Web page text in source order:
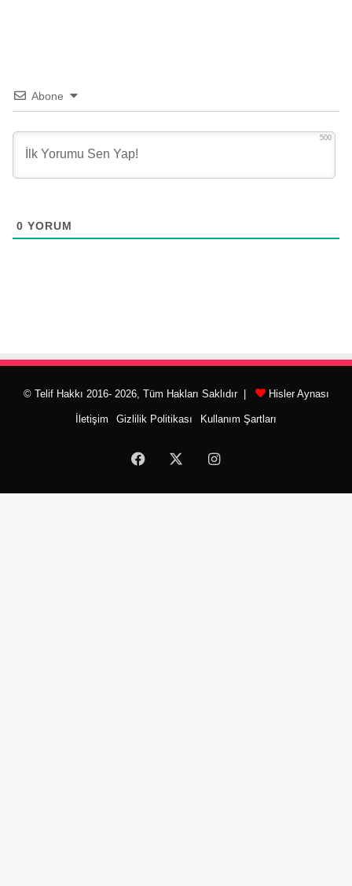
Abone
500
0 YORUM
© Telif Hakkı 2016- 2026, Tüm Hakları Saklıdır | Hisler Aynası
İletişim Gizlilik Politikası Kullanım Şartları
Facebook Instagram